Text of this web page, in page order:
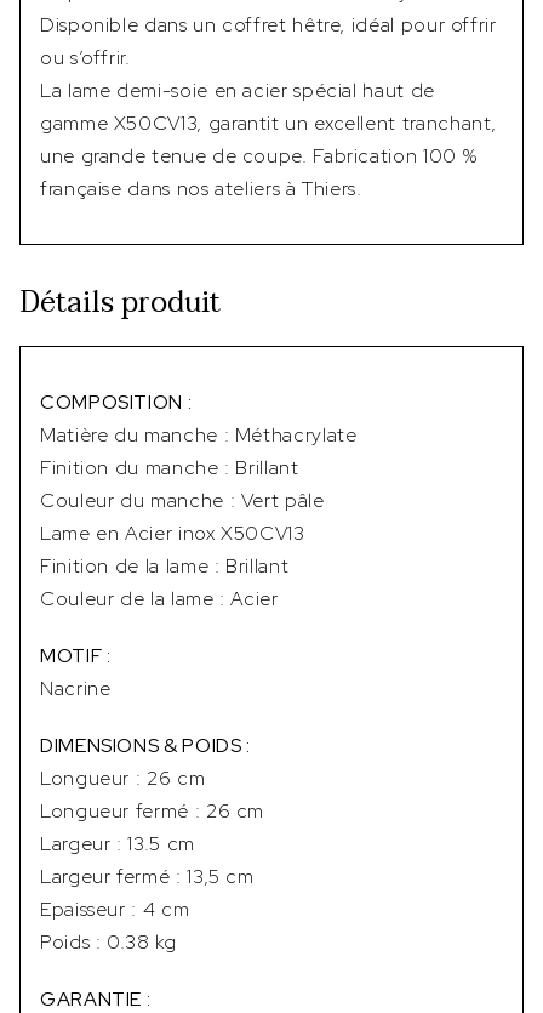
Disponible dans un coffret hêtre, idéal pour offrir
ou s’offrir.
La lame demi-soie en acier spécial haut de
gamme X50CV13, garantit un excellent tranchant,
une grande tenue de coupe. Fabrication 100 %
française dans nos ateliers à Thiers.
Détails produit
COMPOSITION :
Matière du manche : Méthacrylate
Finition du manche : Brillant
Couleur du manche : Vert pâle
Lame en Acier inox X50CV13
Finition de la lame : Brillant
Couleur de la lame : Acier
MOTIF :
Nacrine
DIMENSIONS & POIDS :
Longueur : 26 cm
Longueur fermé : 26 cm
Largeur : 13.5 cm
Largeur fermé : 13,5 cm
Epaisseur : 4 cm
Poids : 0.38 kg
GARANTIE :